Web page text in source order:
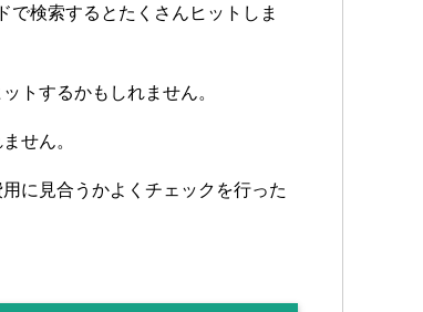
で検索するとたくさんヒットしま
トするかもしれません。
せん。
に見合うかよくチェックを行った